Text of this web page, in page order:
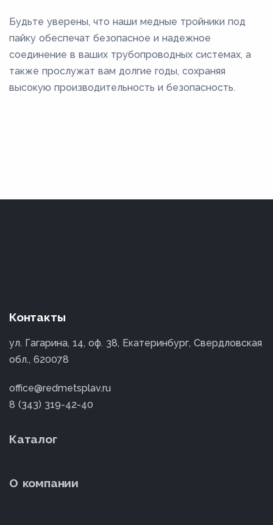
Будьте уверены, что наши медные тройники под
пайку обеспечат безопасное и надежное
соединение в ваших трубопроводных системах, а
также прослужат вам долгие годы, сохраняя
высокую производительность и безопасность.
Контакты
ул. Гагарина, 14, оф. 38, Екатеринбург, Свердловская
обл., 620078
office@redmetsplav.ru
8 (343) 319-42-40
Каталог
О компании